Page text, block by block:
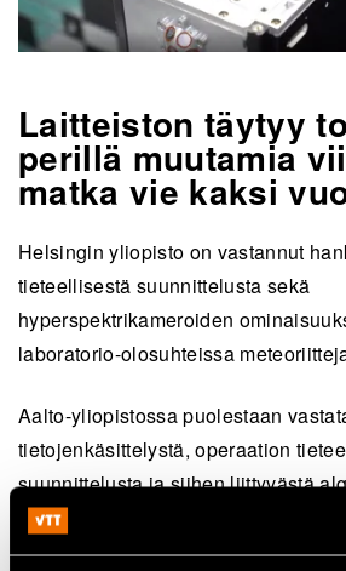
Laitteiston täytyy
perillä muutamia
matka vie kaksi
Helsingin yliopisto on vastannut
tieteellisestä suunnittelusta sekä
hyperspektrikameroiden
laboratorio-olosuhteissa
Aalto-yliopistossa puolestaan
tietojenkäsittelystä, operaation
suunnittelusta ja siihen liittyvästä
jotta ollaan valmiina keräämään
sitten, kun luotain pääsee perille